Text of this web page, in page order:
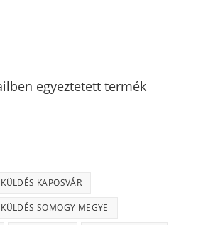
egyeztetett termék
KAPOSVÁR
SOMOGY MEGYE